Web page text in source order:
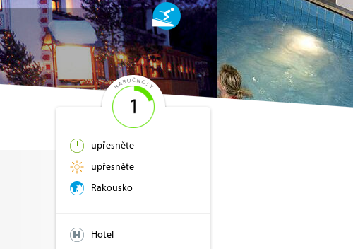
upřesněte
upřesněte
Rakousko
Hotel